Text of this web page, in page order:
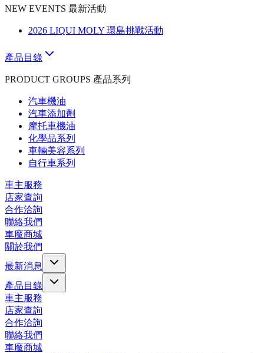
NEW EVENTS 最新活動
2026 LIQUI MOLY 環島挑戰活動
產品目錄
PRODUCT GROUPS 產品系列
汽車機油
汽車添加劑
摩托車機油
化學品系列
車輛美容系列
自行車系列
車主服務
店家查詢
合作洽詢
聯絡我們
車魔商城
關於我們
最新消息
產品目錄
車主服務
店家查詢
合作洽詢
聯絡我們
車魔商城